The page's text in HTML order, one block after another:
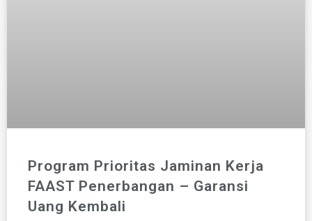
Program Prioritas Jaminan Kerja
FAAST Penerbangan – Garansi
Uang Kembali